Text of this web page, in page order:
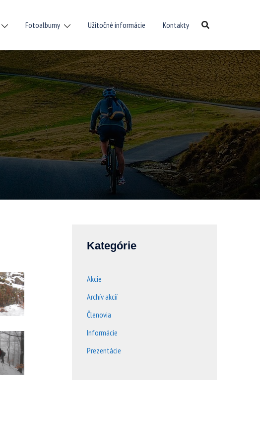
Fotoalbumy Užitočné informácie Kontakty
Kategórie
Akcie
Archív akcií
Členovia
Informácie
Prezentácie